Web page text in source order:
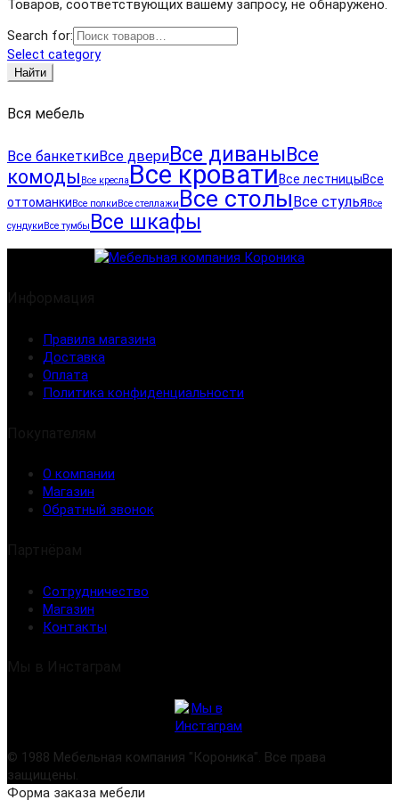
Товаров, соответствующих вашему запросу, не обнаружено.
Search for:
Select category
Найти
Вся мебель
Все банкеткиВсе двериВсе диваны Все
комоды Все кресла Все кроватиВсе лестницыВсе
оттоманки Все полки Все стеллажи Все столы Все стульяВсе
сундуки Все тумбы Все шкафы
Правила магазина
Доставка
Оплата
Политика конфиденциальности
О компании
Магазин
Обратный звонок
Сотрудничество
Магазин
Контакты
© 1988 Мебельная компания "Короника". Все права
защищены.
Форма заказа мебели